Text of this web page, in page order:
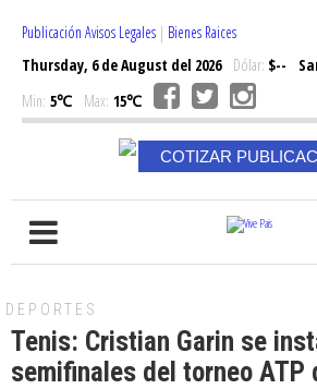
Publicación Avisos Legales | Bienes Raices
Thursday, 6 de August del 2026Dólar: $--
Min: 5℃ Max: 15℃
COTIZAR
DEPORTES
Tenis: Cristian Garin se
semifinales del torneo ATP